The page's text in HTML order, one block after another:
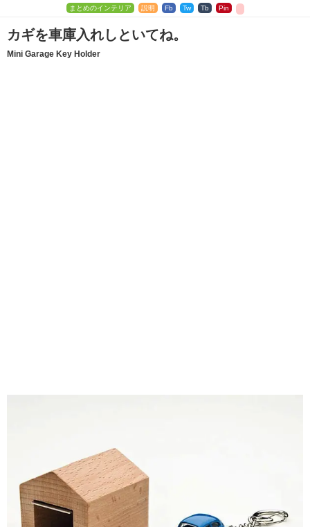
まとめのインテリア 説明 Fb Tw Tb Pin
カギを車庫入れしといてね。
Mini Garage Key Holder